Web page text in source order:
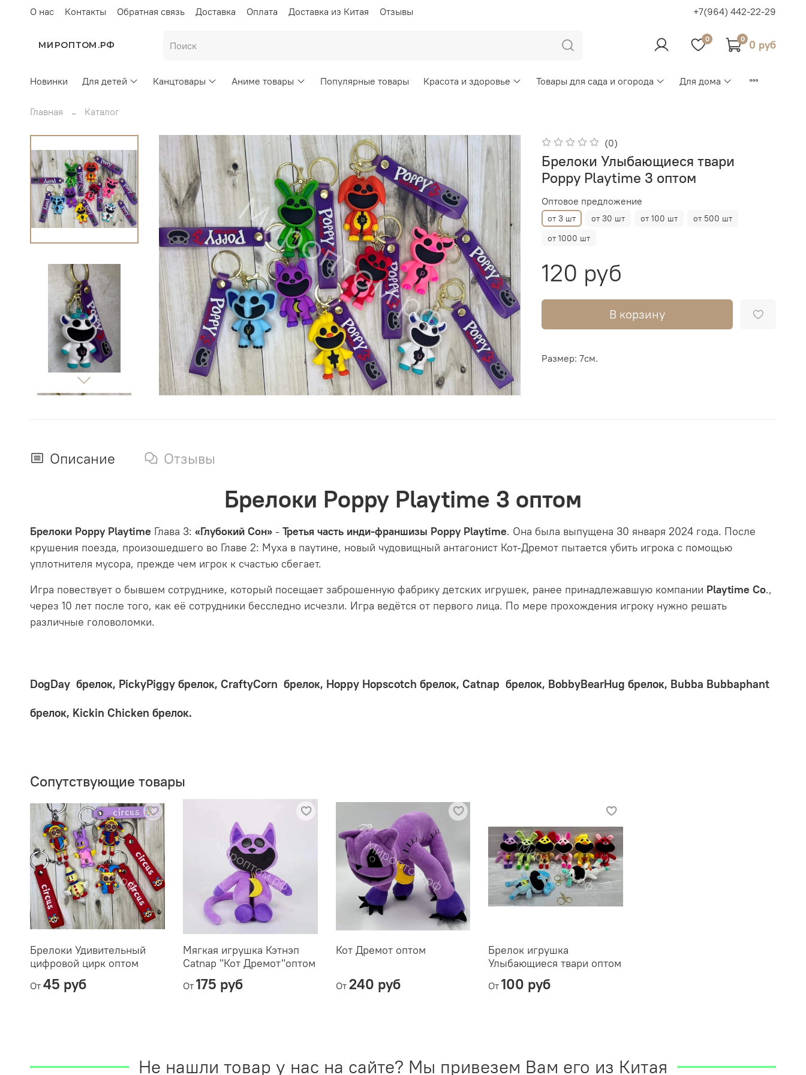
О нас Контакты Обратная связь Доставка Оплата Доставка из Китая Отзывы +7(964) 442-22-29
МИРОПТОМ.РФ
0 0 0 руб
Новинки Для детей Канцтовары Аниме товары Популярные товары Красота и здоровье Товары для сада и огорода Для дома
Главная Каталог
(0)
Брелоки Улыбающиеся твари
Poppy Playtime 3 оптом
Оптовое предложение
от 3 шт от 30 шт от 100 шт
от 500 шт
от 1000 шт
120 руб
В корзину
Размер: 7см.
Описание Отзывы
Брелоки Poppy Playtime 3 оптом
Брелоки Poppy Playtime Глава 3: «Глубокий Сон» - Третья часть инди-франшизы Poppy Playtime. Она была выпущена 30 января 2024 года. После
крушения поезда, произошедшего во Главе 2: Муха в паутине, новый чудовищный антагонист Кот-Дремот пытается убить игрока с помощью
уплотнителя мусора, прежде чем игрок к счастью сбегает.
Игра повествует о бывшем сотруднике, который посещает заброшенную фабрику детских игрушек, ранее принадлежавшую компании Playtime Co.,
через 10 лет после того, как её сотрудники бесследно исчезли. Игра ведётся от первого лица. По мере прохождения игроку нужно решать
различные головоломки.
DogDay брелок, PickyPiggy брелок, CraftyCorn брелок, Hoppy Hopscotch брелок, Catnap брелок, BobbyBearHug брелок, Bubba Bubbaphant
брелок, Kickin Chicken брелок.
Сопутствующие товары
Брелоки Удивительный
цифровой цирк оптом
От 45 руб
Мягкая игрушка Кэтнэп
Catnap "Кот Дремот"оптом
От 175 руб
Кот Дремот оптом
От 240 руб
Брелок игрушка
Улыбающиеся твари оптом
От 100 руб
Не нашли товар у нас на сайте? Мы привезем Вам его из Китая